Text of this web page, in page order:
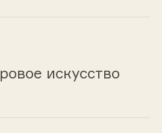
искусство